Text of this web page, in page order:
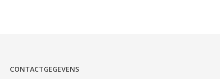
CONTACTGEGEVENS